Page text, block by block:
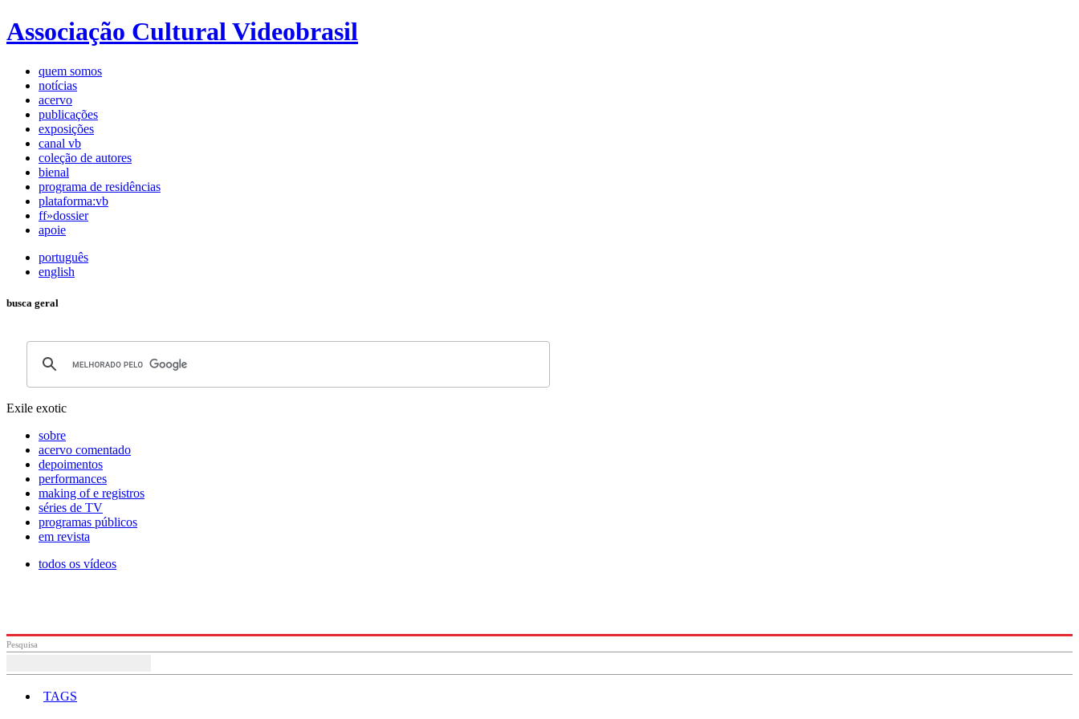
Associação Cultural Videobrasil
quem somos
notícias
acervo
publicações
exposições
canal vb
coleção de autores
bienal
programa de residências
plataforma:vb
ff»dossier
apoie
português
english
busca geral
Exile exotic
sobre
acervo comentado
depoimentos
performances
making of e registros
séries de TV
programas públicos
em revista
todos os vídeos
Pesquisa
TAGS